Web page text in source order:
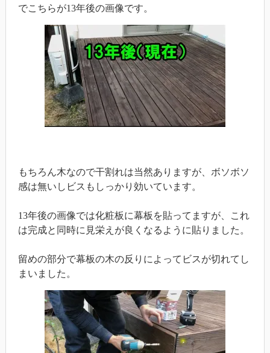
でこちらが13年後の画像です。
もちろん木なので干割れは当然ありますが、ボソボソ
感は無いしビスもしっかり効いています。
13年後の画像では化粧板に幕板を貼ってますが、これ
は完成と同時に見栄えが良くなるように貼りました。
留めの部分で幕板の木の反りによってビスが切れてし
まいました。